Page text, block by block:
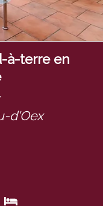
à-terre en
d'Oex